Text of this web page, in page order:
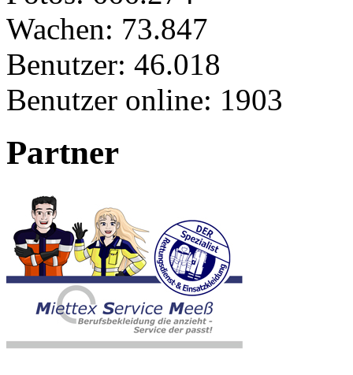
Wachen: 73.847
Benutzer: 46.018
Benutzer online: 1903
Partner